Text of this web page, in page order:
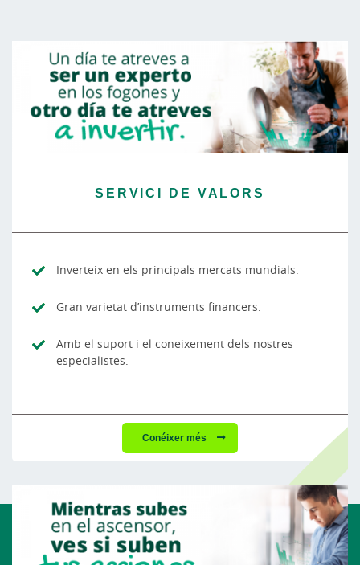
SERVICI DE VALORS
Inverteix en els principals mercats mundials.
Gran varietat d’instruments financers.
Amb el suport i el coneixement dels nostres
especialistes.
Conéixer més